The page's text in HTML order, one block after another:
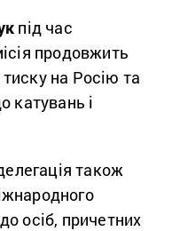
під час
продовжить
на Росію та
катувань і
також
осіб, причетних